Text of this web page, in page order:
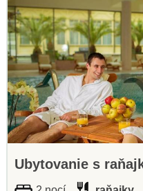
Ubytovanie s